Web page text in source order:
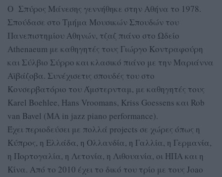
Ο Σπύρος Μάνεσης γεννήθηκε στην Αθήνα το 1978.
Σπούδασε στο Τμήμα Μουσικών Σπουδών του
Πανεπιστημίου Αθηνών, τζαζ πιάνο στο Ωδείο
Athenaeum με καθηγητές τους Γιώργο Κοντραφούρη
και Σύλβιο Σύρρο και κλασικό πιάνο με την Μαριάννα
Αϊβάζοβα. Συνέχισετις σπουδές του στο
Κονσερβατόριο του Άμστερνταμ, με καθηγητές τους
Karel Boehlee, Hans Vroomans, Kriss Goessens και Rob
van Bavel (MA in jazz piano performance).
Έχει περιοδεύσει με πολλά projects σε χώρες όπως η
Κύπρος, η Ελλάδα, η Ολλανδία, η Γαλλία, η Γερμανία,
η Πορτογαλία, η Λετονία, η Λιθουανία, οι ΗΠΑ και η
Κίνα. Από το 2010 έχει το δικό του τρίο με τους Joao